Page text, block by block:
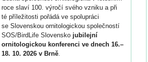
roce slaví 100. výročí svého vzniku a při
té příležitosti pořádá ve spolupráci
se Slovenskou ornitologickou společností
SOS/BirdLife Slovensko jubilejní
ornitologickou konferenci ve dnech 16.–
18. 10. 2026 v Brně.